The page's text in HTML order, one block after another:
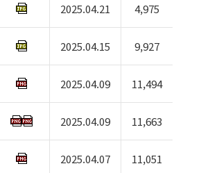
2025.04.21 4,975
2025.04.15 9,927
2025.04.09 11,494
2025.04.09 11,663
2025.04.07 11,051